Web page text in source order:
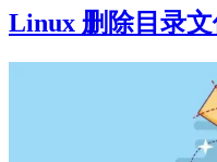
Linux 删除目录